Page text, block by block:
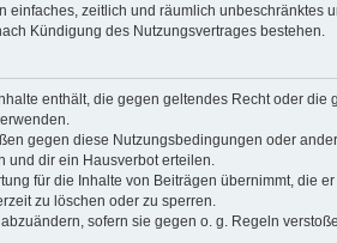
einfaches, zeitlich und räumlich
Kündigung des Nutzungsvertrages bestehen.
enthält, die gegen geltendes Recht oder
gegen diese Nutzungsbedingungen oder
und dir ein Hausverbot erteilen.
für die Inhalte von Beiträgen übernimmt, die
zu löschen oder zu sperren.
sofern sie gegen o. g. Regeln